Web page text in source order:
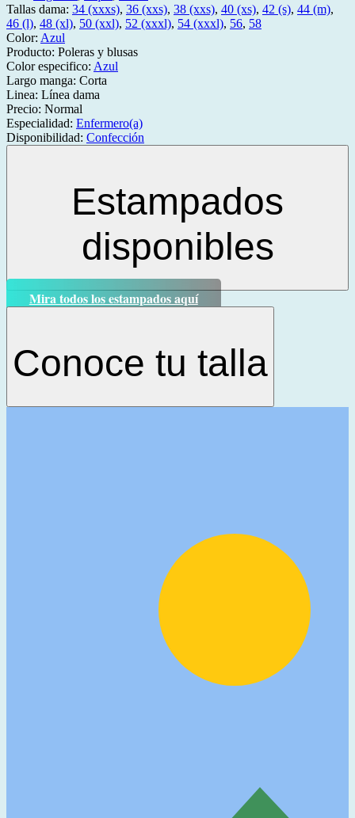
Tallas dama: 34 (xxxs), 36 (xxs), 38 (xxs), 40 (xs), 42 (s), 44 (m),
46 (l), 48 (xl), 50 (xxl), 52 (xxxl), 54 (xxxl), 56, 58
Color: Azul
Producto: Poleras y blusas
Color especifico: Azul
Largo manga: Corta
Linea: Línea dama
Precio: Normal
Especialidad: Enfermero(a)
Disponibilidad: Confección
Estampados
disponibles
Mira todos los estampados aquí
Conoce tu talla